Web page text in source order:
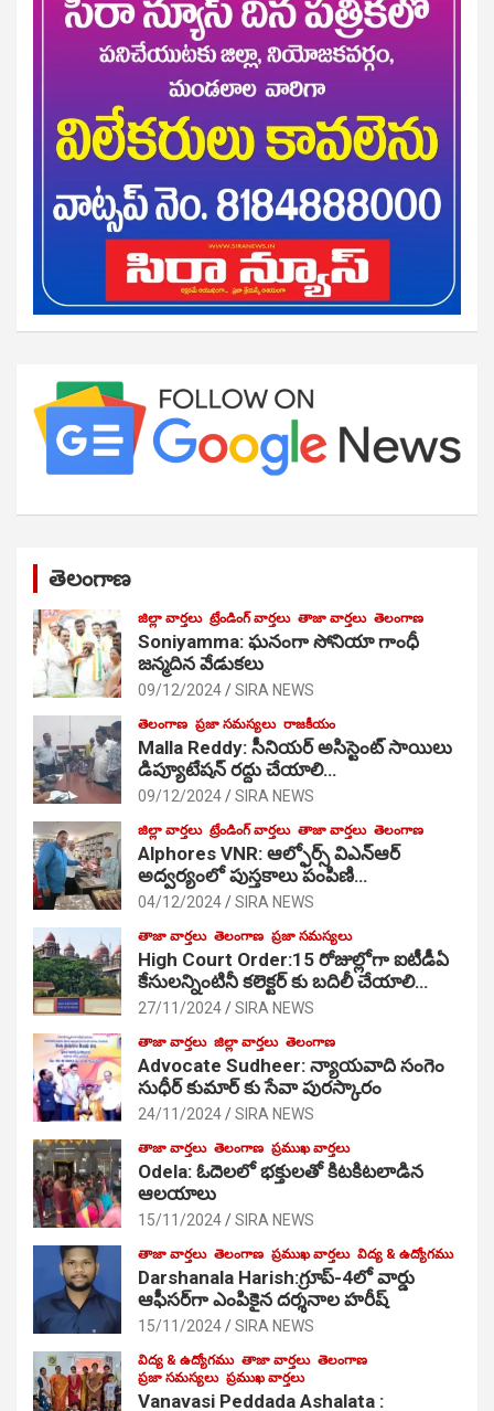
తెలంగాణ
జిల్లా వార్తలు ట్రేండింగ్ వార్తలు తాజా వార్తలు తెలంగాణ
Soniyamma: ఘ‌నంగా సోనియా గాంధీ
జ‌న్మ‌దిన వేడుక‌లు
09/12/2024 SIRA NEWS
తెలంగాణ ప్రజా సమస్యలు రాజకీయం
Malla Reddy: సీనియర్ అసిస్టెంట్ సాయిలు
డిప్యూటేషన్ రద్దు చేయాలి…
09/12/2024 SIRA NEWS
జిల్లా వార్తలు ట్రేండింగ్ వార్తలు తాజా వార్తలు తెలంగాణ
Alphores VNR: ఆల్ఫోర్స్ విఎన్ఆర్
అద్వర్యంలో పుస్తకాలు పంపిణి…
04/12/2024 SIRA NEWS
తాజా వార్తలు తెలంగాణ ప్రజా సమస్యలు
High Court Order:15 రోజుల్లోగా ఐటీడీఏ
కేసులన్నింటినీ కలెక్టర్ కు బదిలీ చేయాలి…
27/11/2024 SIRA NEWS
తాజా వార్తలు జిల్లా వార్తలు తెలంగాణ
Advocate Sudheer: న్యాయవాది సంగెం
సుధీర్ కుమార్ కు సేవా పురస్కారం
24/11/2024 SIRA NEWS
తాజా వార్తలు తెలంగాణ ప్రముఖ వార్తలు
Odela: ఓదెల‌లో భక్తులతో కిటకిటలాడిన
ఆల‌యాలు
15/11/2024 SIRA NEWS
తాజా వార్తలు తెలంగాణ ప్రముఖ వార్తలు విద్య & ఉద్యోగము
Darshanala Harish:గ్రూప్-4లో వార్డు
ఆఫీసర్‌గా ఎంపికైన దర్శనాల హరీష్
15/11/2024 SIRA NEWS
విద్య & ఉద్యోగము తాజా వార్తలు తెలంగాణ
ప్రజా సమస్యలు ప్రముఖ వార్తలు
Vanavasi Peddada Ashalata :